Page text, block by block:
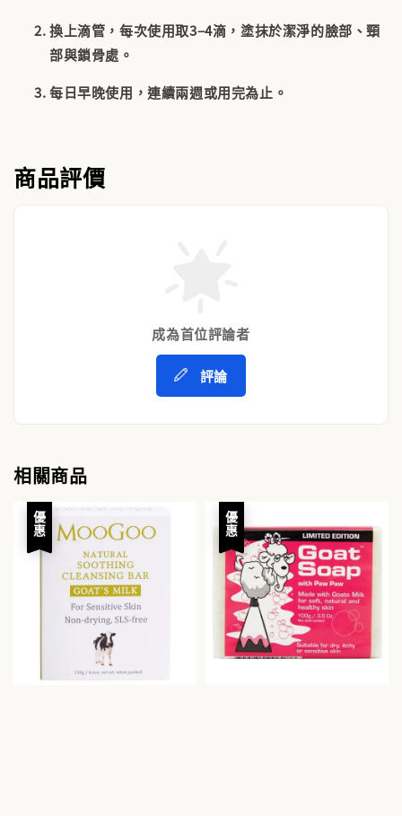
換上滴管，每次使用取3–4滴，塗抹於潔淨的臉部、頸
部與鎖骨處。
每日早晚使用，連續兩週或用完為止。
商品評價
成為首位評論者
評論
相關商品
優惠 優惠